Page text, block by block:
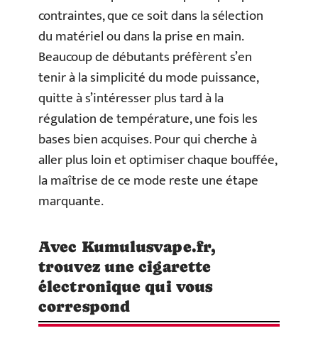
contraintes, que ce soit dans la sélection
du matériel ou dans la prise en main.
Beaucoup de débutants préfèrent s’en
tenir à la simplicité du mode puissance,
quitte à s’intéresser plus tard à la
régulation de température, une fois les
bases bien acquises. Pour qui cherche à
aller plus loin et optimiser chaque bouffée,
la maîtrise de ce mode reste une étape
marquante.
Avec Kumulusvape.fr,
trouvez une cigarette
électronique qui vous
correspond